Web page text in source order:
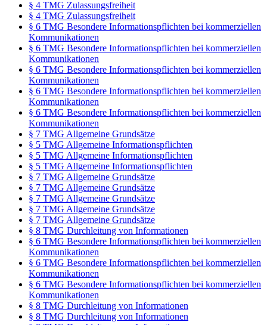
§ 4 TMG Zulassungsfreiheit
§ 4 TMG Zulassungsfreiheit
§ 6 TMG Besondere Informationspflichten bei kommerziellen
Kommunikationen
§ 6 TMG Besondere Informationspflichten bei kommerziellen
Kommunikationen
§ 6 TMG Besondere Informationspflichten bei kommerziellen
Kommunikationen
§ 6 TMG Besondere Informationspflichten bei kommerziellen
Kommunikationen
§ 6 TMG Besondere Informationspflichten bei kommerziellen
Kommunikationen
§ 7 TMG Allgemeine Grundsätze
§ 5 TMG Allgemeine Informationspflichten
§ 5 TMG Allgemeine Informationspflichten
§ 5 TMG Allgemeine Informationspflichten
§ 7 TMG Allgemeine Grundsätze
§ 7 TMG Allgemeine Grundsätze
§ 7 TMG Allgemeine Grundsätze
§ 7 TMG Allgemeine Grundsätze
§ 7 TMG Allgemeine Grundsätze
§ 8 TMG Durchleitung von Informationen
§ 6 TMG Besondere Informationspflichten bei kommerziellen
Kommunikationen
§ 6 TMG Besondere Informationspflichten bei kommerziellen
Kommunikationen
§ 6 TMG Besondere Informationspflichten bei kommerziellen
Kommunikationen
§ 8 TMG Durchleitung von Informationen
§ 8 TMG Durchleitung von Informationen